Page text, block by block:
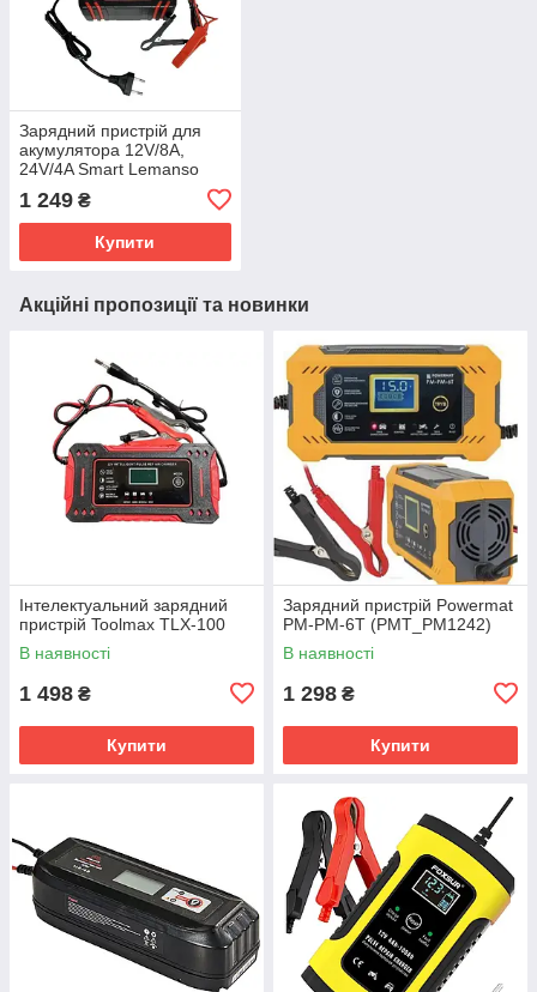
Зарядний пристрій для
акумулятора 12V/8A,
24V/4A Smart Lemanso
1 249 ₴
Купити
Акційні пропозиції та новинки
Інтелектуальний зарядний
пристрій Toolmax TLX-100
В наявності
1 498 ₴
Купити
Зарядний пристрій Powermat
PM-PM-6T (PMT_PM1242)
В наявності
1 298 ₴
Купити